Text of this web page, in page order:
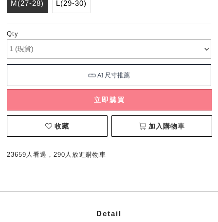
M(27-28) L(29-30)
Qty
立即購買
收藏 加入購物車
23659人看過，290人放進購物車
Detail